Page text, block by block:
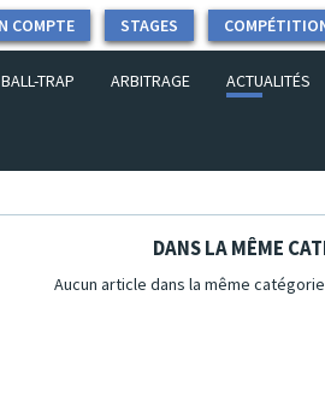
STAGES
COMPTE
TRAP ARBITRAGE ACTUALITÉS
DANS LA MÊME
Aucun article dans la même catégorie